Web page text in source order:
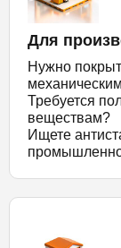
Для
Нужно
Требуется
веществам?
Ищете